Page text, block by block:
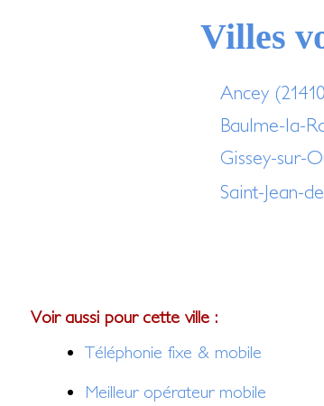
Villes
Ancey
Baulme-la-
Gissey-sur-
Saint-Jean-
Voir aussi pour cette ville :
Téléphonie fixe & mobile
Meilleur opérateur mobile